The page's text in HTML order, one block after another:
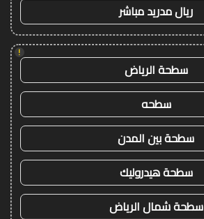
ريال مدريد مباشر
!
سطحة الرياض
سطحه
سطحة بين المدن
سطحة هيدروليك
سطحة شمال الرياض